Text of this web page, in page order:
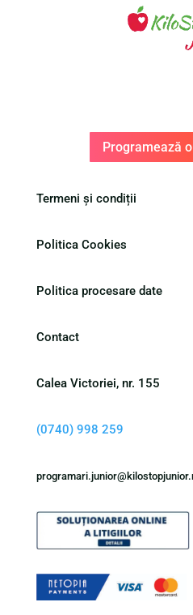
Programează
Termeni și condiții
Politica Cookies
Politica procesare date
Contact
Calea Victoriei, nr. 155
(0740) 998 259